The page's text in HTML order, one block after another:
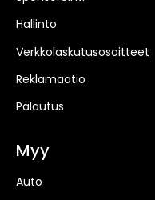
Hallinto
Verkkolaskutusosoitteet
Reklamaatio
Palautus
Myy
Auto